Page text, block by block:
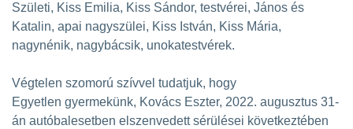
Születi, Kiss Emilia, Kiss Sándor, testvérei, János és
Katalin, apai nagyszülei, Kiss István, Kiss Mária,
nagynénik, nagybácsik, unokatestvérek.
Végtelen szomorú szívvel tudatjuk, hogy
Egyetlen gyermekünk, Kovács Eszter, 2022. augusztus 31-
án autóbalesetben elszenvedett sérülései következtében